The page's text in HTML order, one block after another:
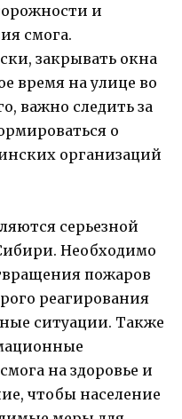
и
смога.
закрывать окна
время на улице во
важно следить за
о
организаций
серьезной
Необходимо
пожаров
реагирования
ситуации. Также
на здоровье и
чтобы население